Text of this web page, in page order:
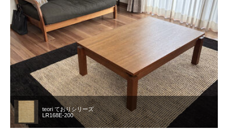
teori ておりシリーズ
LR168E-200